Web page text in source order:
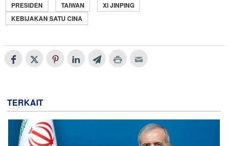
PRESIDEN TAIWAN
XI JINPING
KEBIJAKAN SATU CINA
TERKAIT